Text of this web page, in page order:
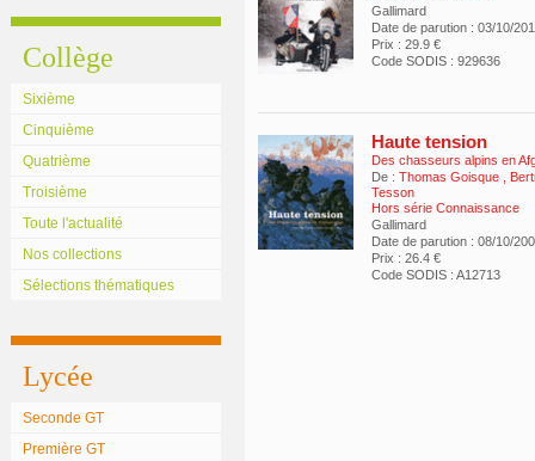
Collège
Sixième
Cinquième
Quatrième
Troisième
Toute l'actualité
Nos collections
Sélections thématiques
Lycée
Seconde GT
Première GT
Gallimard
Date de parution : 03/10/
Prix : 29.9 €
Code SODIS : 929636
Haute tension
Des chasseurs alpins en
De : Thomas Goisque
Tesson
Hors série Connaissance
Gallimard
Date de parution : 08/10/
Prix : 26.4 €
Code SODIS : A12713